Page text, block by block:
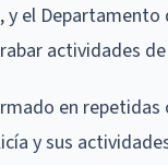
y el
actividades
en
y sus